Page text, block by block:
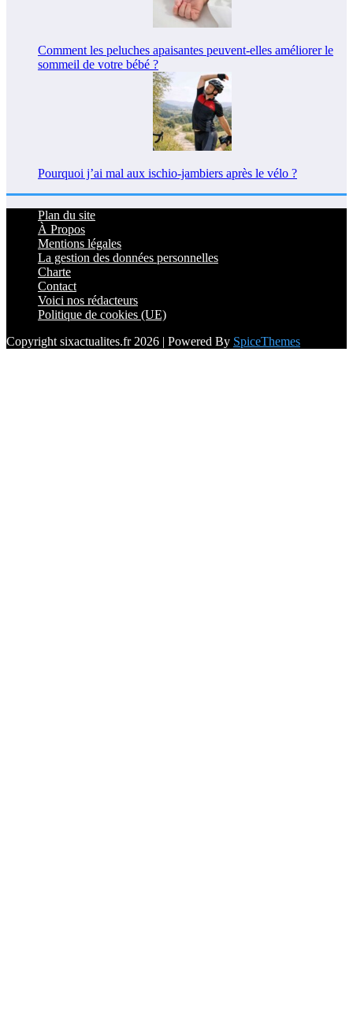
Comment les peluches apaisantes peuvent-elles améliorer le
sommeil de votre bébé ?
Pourquoi j’ai mal aux ischio-jambiers après le vélo ?
Plan du site
À Propos
Mentions légales
La gestion des données personnelles
Charte
Contact
Voici nos rédacteurs
Politique de cookies (UE)
Copyright sixactualites.fr 2026 | Powered By SpiceThemes